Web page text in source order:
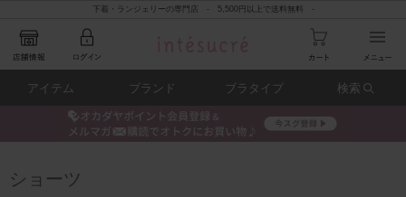
下着・ランジェリーの専門店 - 5,500円以上で送料無料 -
アイテム ブランド ブラタイプ 検索
ショーツ